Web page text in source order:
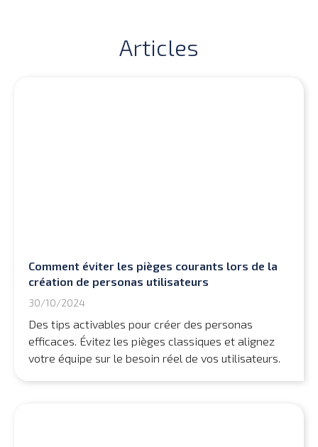
Articles
Comment éviter les pièges courants lors de la
création de personas utilisateurs
30/10/2024
Des tips activables pour créer des personas
efficaces. Évitez les pièges classiques et alignez
votre équipe sur le besoin réel de vos utilisateurs.